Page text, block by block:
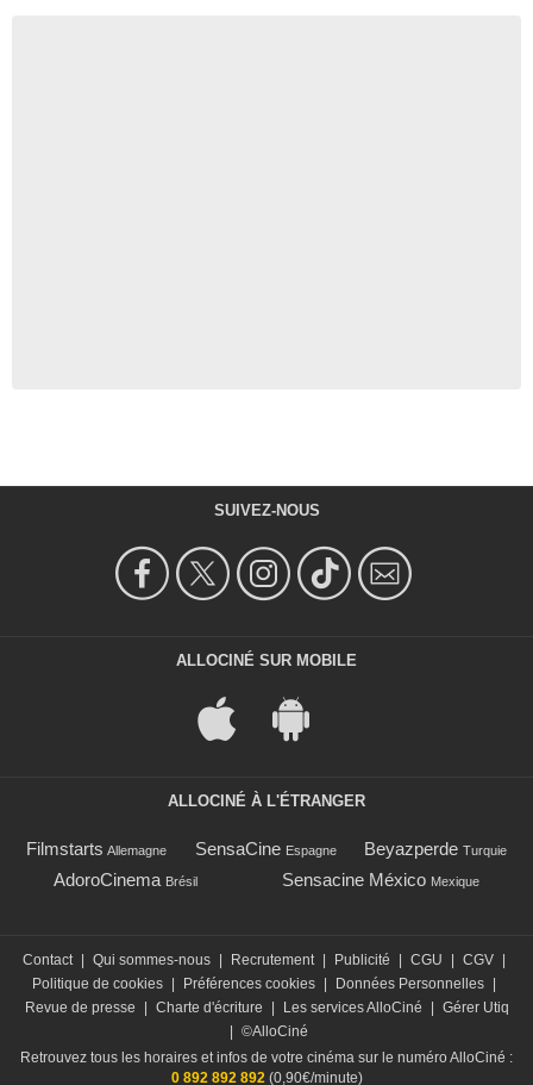
SUIVEZ-NOUS
ALLOCINÉ SUR MOBILE
ALLOCINÉ À L'ÉTRANGER
Filmstarts Allemagne SensaCine Espagne Beyazperde Turquie
AdoroCinema Brésil Sensacine México Mexique
Contact Qui sommes-nous Recrutement Publicité CGU CGV
Politique de cookies
Préférences cookies Données Personnelles
Revue de presse
Charte d'écriture Les services AlloCiné
Gérer Utiq
©AlloCiné
Retrouvez tous les horaires et infos de votre cinéma sur le numéro AlloCiné :
0 892 892 892(0,90€/minute)